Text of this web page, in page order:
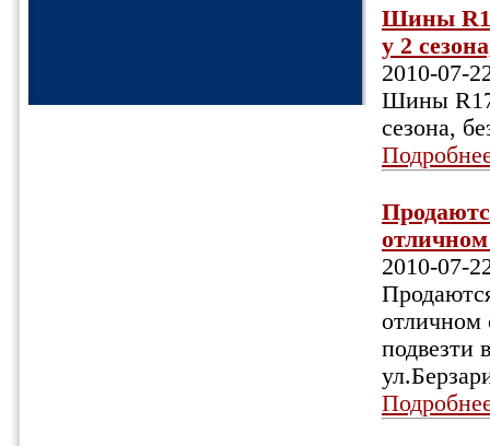
Шины
у 2
2010-07-
Шины R17
сезона,
2010-07-
отличном
подвезти